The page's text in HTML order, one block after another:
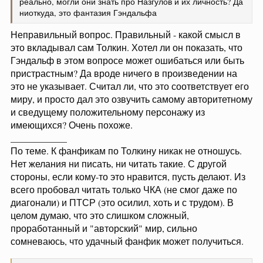
ниоткуда, это фантазия Гэндальфа
Неправильный вопрос. Правильный - какой смысл в
это вкладывал сам Толкин. Хотел ли он показать, что
Гэндальф в этом вопросе может ошибаться или быть
пристрастным? Да вроде ничего в произведении на
это не указывает. Считал ли, что это соответствует его
миру, и просто дал это озвучить самому авторитетному
и сведущему положительному персонажу из
имеющихся? Очень похоже.
По теме. К фанфикам по Толкину никак не отношусь.
Нет желания ни писать, ни читать такие. С другой
стороны, если кому-то это нравится, пусть делают. Из
всего пробовал читать только ЧКА (не смог даже по
диагонали) и ПТСР (это осилил, хоть и с трудом). В
целом думаю, что это слишком сложный,
проработанный и "авторский" мир, сильно
сомневаюсь, что удачный фанфик может получиться.